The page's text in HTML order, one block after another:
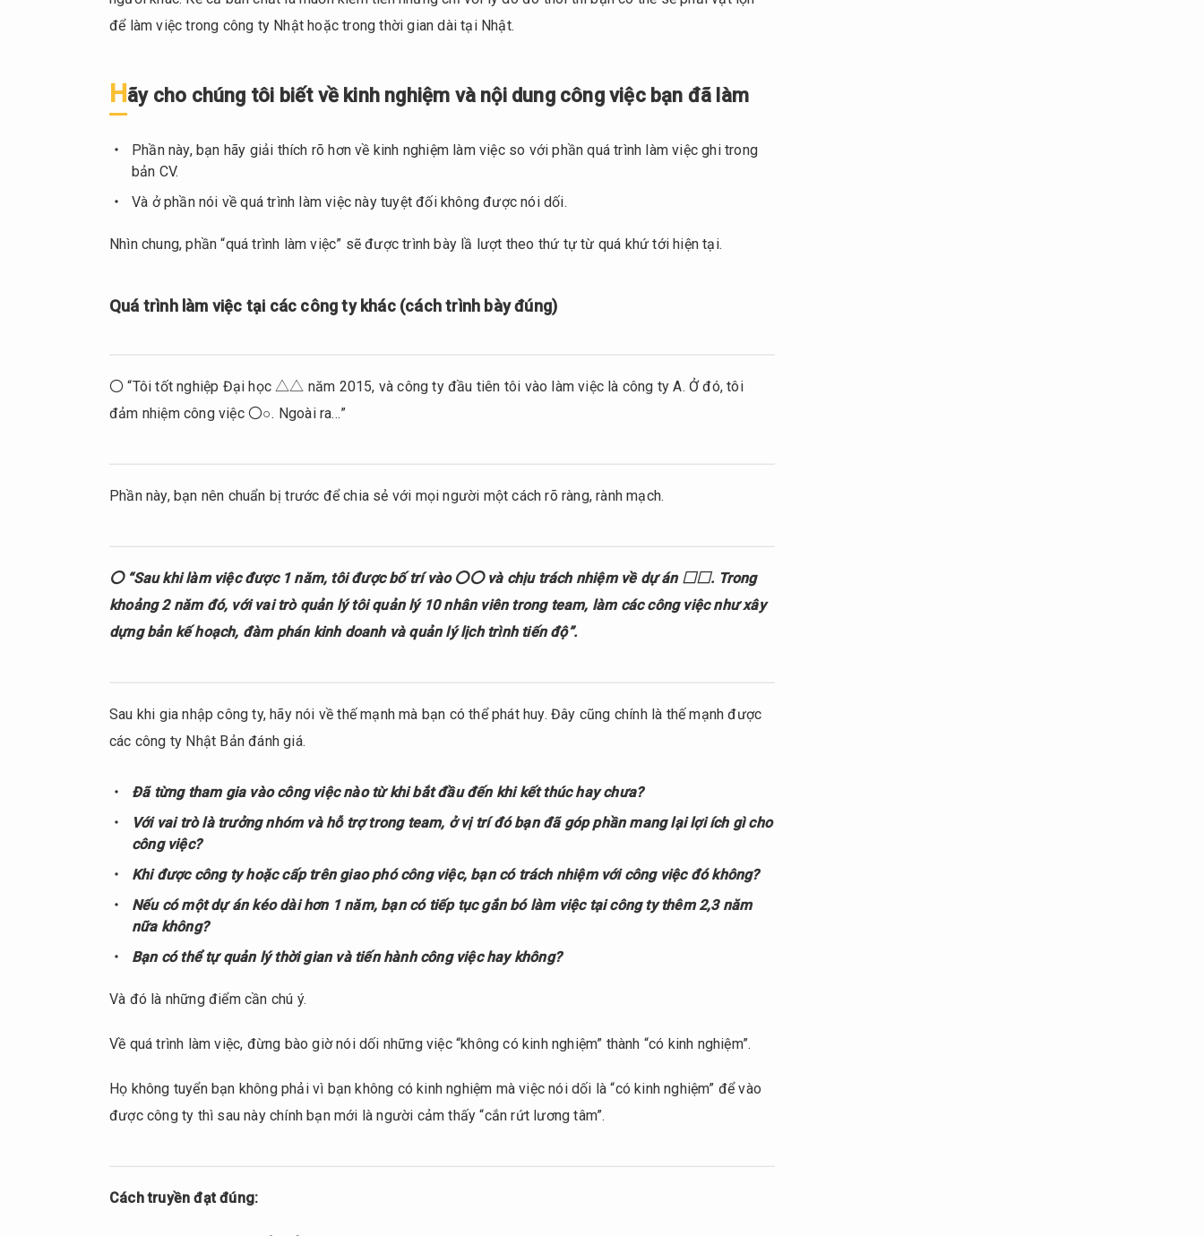
đúng)
Lý do
tới
giờ
từng
thành
công
thất
như
nào
công
việc?
2.
Tổng
kết
để làm việc trong công ty Nhật hoặc trong thời gian dài tại Nhật.
H ãy cho chúng tôi biết về kinh nghiệm và nội dung công việc bạn đã làm
Phần này, bạn hãy giải thích rõ hơn về kinh nghiệm làm việc so với phần quá trình làm việc ghi trong
bản CV.
Và ở phần nói về quá trình làm việc này tuyệt đối không được nói dối.
Nhìn chung, phần “quá trình làm việc” sẽ được trình bày lầ lượt theo thứ tự từ quá khứ tới hiện tại.
Quá trình làm việc tại các công ty khác (cách trình bày đúng)
〇 “Tôi tốt nghiệp Đại học △△ năm 2015, và công ty đầu tiên tôi vào làm việc là công ty A. Ở đó, tôi
đảm nhiệm công việc 〇○. Ngoài ra…”
Phần này, bạn nên chuẩn bị trước để chia sẻ với mọi người một cách rõ ràng, rành mạch.
〇 “Sau khi làm việc được 1 năm, tôi được bố trí vào 〇〇 và chịu trách nhiệm về dự án □□. Trong
khoảng 2 năm đó, với vai trò quản lý tôi quản lý 10 nhân viên trong team, làm các công việc như xây
dựng bản kế hoạch, đàm phán kinh doanh và quản lý lịch trình tiến độ”.
Sau khi gia nhập công ty, hãy nói về thế mạnh mà bạn có thể phát huy. Đây cũng chính là thế mạnh được
các công ty Nhật Bản đánh giá.
Đã từng tham gia vào công việc nào từ khi bắt đầu đến khi kết thúc hay chưa?
Với vai trò là trưởng nhóm và hỗ trợ trong team, ở vị trí đó bạn đã góp phần mang lại lợi ích gì cho
công việc?
Khi được công ty hoặc cấp trên giao phó công việc, bạn có trách nhiệm với công việc đó không?
Nếu có một dự án kéo dài hơn 1 năm, bạn có tiếp tục gắn bó làm việc tại công ty thêm 2,3 năm
nữa không?
Bạn có thể tự quản lý thời gian và tiến hành công việc hay không?
Và đó là những điểm cần chú ý.
Về quá trình làm việc, đừng bào giờ nói dối những việc “không có kinh nghiệm” thành “có kinh nghiệm”.
Họ không tuyển bạn không phải vì bạn không có kinh nghiệm mà việc nói dối là “có kinh nghiệm” để vào
được công ty thì sau này chính bạn mới là người cảm thấy “cắn rứt lương tâm”.
Cách truyền đạt đúng: